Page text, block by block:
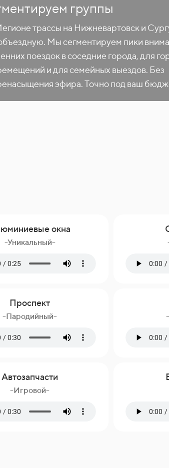
группы
трассы на Нижневартовск и
Мы сегментируем пики
поездок в соседние города, для
и для семейных выездов. Без
эфира. Точно под ваш
окна
-Уникальный-
Проспект
-Пародийный-
Автозапчасти
-Игровой-